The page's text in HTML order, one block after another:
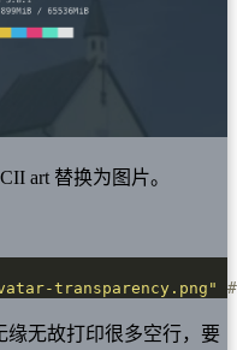
art 替换为图片。
transparency.png"
缘无故打印很多空行，要